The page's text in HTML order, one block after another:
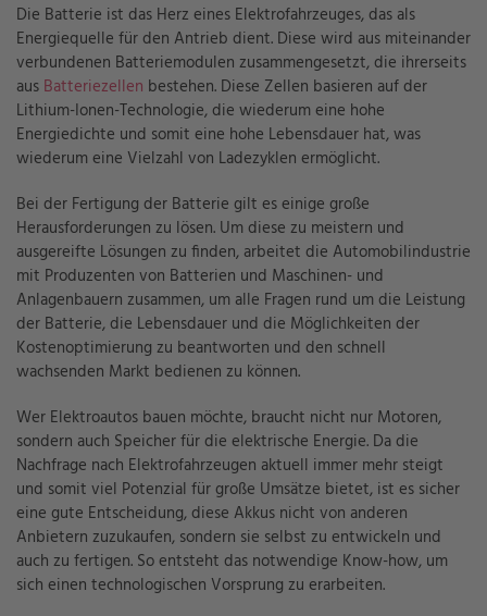
Die Batterie ist das Herz eines Elektrofahrzeuges, das als
Energiequelle für den Antrieb dient. Diese wird aus miteinander
verbundenen Batteriemodulen zusammengesetzt, die ihrerseits
aus Batteriezellen bestehen. Diese Zellen basieren auf der
Lithium-Ionen-Technologie, die wiederum eine hohe
Energiedichte und somit eine hohe Lebensdauer hat, was
wiederum eine Vielzahl von Ladezyklen ermöglicht.
Bei der Fertigung der Batterie gilt es einige große
Herausforderungen zu lösen. Um diese zu meistern und
ausgereifte Lösungen zu finden, arbeitet die Automobilindustrie
mit Produzenten von Batterien und Maschinen- und
Anlagenbauern zusammen, um alle Fragen rund um die Leistung
der Batterie, die Lebensdauer und die Möglichkeiten der
Kostenoptimierung zu beantworten und den schnell
wachsenden Markt bedienen zu können.
Wer Elektroautos bauen möchte, braucht nicht nur Motoren,
sondern auch Speicher für die elektrische Energie. Da die
Nachfrage nach Elektrofahrzeugen aktuell immer mehr steigt
und somit viel Potenzial für große Umsätze bietet, ist es sicher
eine gute Entscheidung, diese Akkus nicht von anderen
Anbietern zuzukaufen, sondern sie selbst zu entwickeln und
auch zu fertigen. So entsteht das notwendige Know-how, um
sich einen technologischen Vorsprung zu erarbeiten.